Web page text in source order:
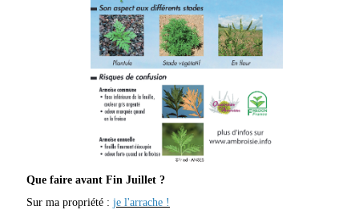
Que faire avant Fin Juillet ?
Sur ma propriété : je l'arrache !